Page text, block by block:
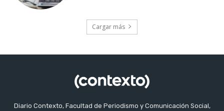
Cargar más
Diario Contexto, Facultad de Periodismo y Comunicación Social,